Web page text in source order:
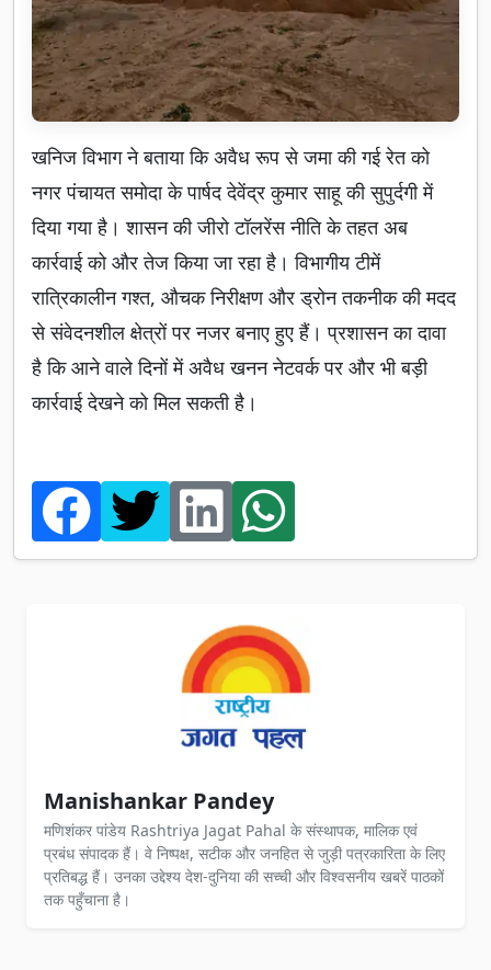
खनिज विभाग ने बताया कि अवैध रूप से जमा की गई रेत को
नगर पंचायत समोदा के पार्षद देवेंद्र कुमार साहू की सुपुर्दगी में
दिया गया है। शासन की जीरो टॉलरेंस नीति के तहत अब
कार्रवाई को और तेज किया जा रहा है। विभागीय टीमें
रात्रिकालीन गश्त, औचक निरीक्षण और ड्रोन तकनीक की मदद
से संवेदनशील क्षेत्रों पर नजर बनाए हुए हैं। प्रशासन का दावा
है कि आने वाले दिनों में अवैध खनन नेटवर्क पर और भी बड़ी
कार्रवाई देखने को मिल सकती है।
Manishankar Pandey
मणिशंकर पांडेय Rashtriya Jagat Pahal के संस्थापक, मालिक एवं
प्रबंध संपादक हैं। वे निष्पक्ष, सटीक और जनहित से जुड़ी पत्रकारिता के लिए
प्रतिबद्ध हैं। उनका उद्देश्य देश-दुनिया की सच्ची और विश्वसनीय खबरें पाठकों
तक पहुँचाना है।